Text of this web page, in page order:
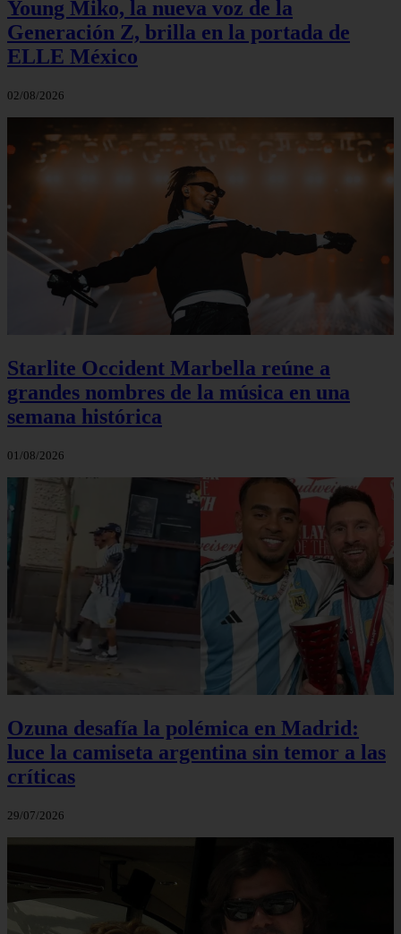
Young Miko, la nueva voz de la
Generación Z, brilla en la portada de
ELLE México
02/08/2026
Starlite Occident Marbella reúne a
grandes nombres de la música en una
semana histórica
01/08/2026
Ozuna desafía la polémica en Madrid:
luce la camiseta argentina sin temor a las
críticas
29/07/2026